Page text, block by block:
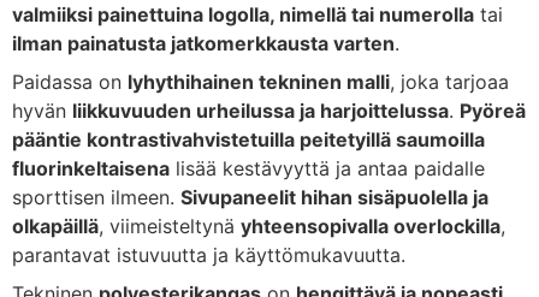
valmiiksi painettuina logolla, nimellä tai numerolla tai
ilman painatusta jatkomerkkausta varten.
Paidassa on lyhythihainen tekninen malli, joka tarjoaa
hyvän liikkuvuuden urheilussa ja harjoittelussa. Pyöreä
pääntie kontrastivahvistetuilla peitetyillä saumoilla
fluorinkeltaisena lisää kestävyyttä ja antaa paidalle
sporttisen ilmeen. Sivupaneelit hihan sisäpuolella ja
olkapäillä, viimeisteltynä yhteensopivalla overlockilla,
parantavat istuvuutta ja käyttömukavuutta.